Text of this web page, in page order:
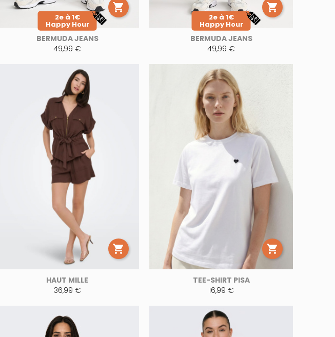

BERMUDA JEANS
49,99 €
2e à 1€
Happy Hour

BERMUDA JEANS
49,99 €
2e à 1€
Happy Hour

HAUT MILLE
36,99 €

TEE-SHIRT PISA
16,99 €